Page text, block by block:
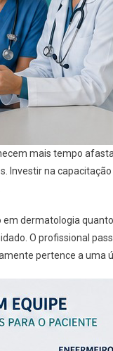
mais tempo
Investir na
dermatologia
O profissional
pertence a uma